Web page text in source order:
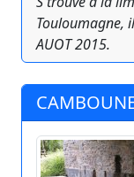
Touloumagne,
AUOT 2015.